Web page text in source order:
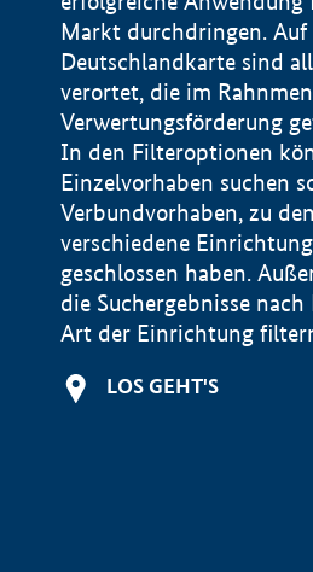
Markt durchdringen. Auf
Deutschlandkarte sind
verortet, die im
Verwertungsförderung
In den Filteroptionen
Einzelvorhaben suchen
Verbundvorhaben, zu
verschiedene
geschlossen haben.
die Suchergebnisse
Art der Einrichtung
LOS GEHT'S